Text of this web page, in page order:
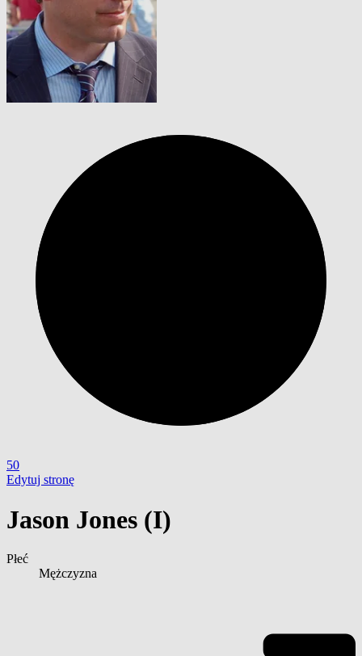
50
Edytuj stronę
Jason Jones (I)
Płeć
Mężczyzna